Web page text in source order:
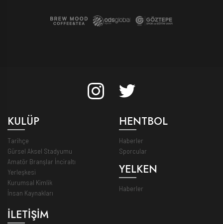
KULÜP
Tarihçe
Gürsel Aksel Stadyumu
Amatör Branşlar İnciraltı
Yerleşkesi
Kurumsal Kimlik
İnsan Kaynakları
İLETİŞİM
HENTBOL
Haberler
Sporcular
YELKEN
Haberler